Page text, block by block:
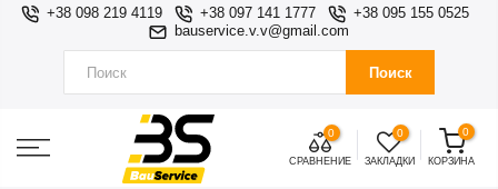
+38 098 219 4119 +38 097 141 1777
+38 095 155 0525
bauservice.v.v@gmail.com
Поиск
0
СРАВНЕНИЕ
0
ЗАКЛАДКИ
0
КОРЗИНА